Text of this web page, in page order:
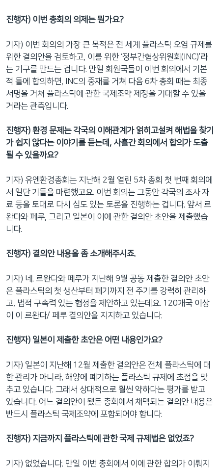
진행자) 이번 총회의 의제는 뭔가요?
기자) 이번 회의의 가장 큰 목적은 전 세계 플라스틱 오염 규제를
위한 결의안을 검토하고, 이를 위한 ‘정부간협상위원회(INC)’라
는 기구를 만드는 겁니다. 만일 회원국들이 이번 회의에서 기본
적 틀에 합의하면, INC의 중재를 거쳐 다음 6차 총회 때는 최종
서명을 거쳐 플라스틱에 관한 국제조약 제정을 기대할 수 있을
거라는 관측입니다.
진행자) 환경 문제는 각국의 이해관계가 얽히고설켜 해법을 찾기
가 쉽지 않다는 이야기를 듣는데, 사흘간 회의에서 합의가 도출
될 수 있을까요?
기자) 유엔환경총회는 지난해 2월 열린 5차 총회 첫 번째 회의에
서 일단 기틀을 마련했고요. 이번 회의는 그동안 각국의 조사 자
료 등을 토대로 다시 심도 있는 토론을 진행하는 겁니다. 앞서 르
완다와 페루, 그리고 일본이 이에 관한 결의안 초안을 제출했습
니다.
진행자) 결의안 내용을 좀 소개해주시죠.
기자) 네. 르완다와 페루가 지난해 9월 공동 제출한 결의안 초안
은 플라스틱의 첫 생산부터 폐기까지 전 주기를 강력히 관리하
고, 법적 구속력 있는 협정을 제안하고 있는데요. 120개국 이상
이 이 르완다/ 페루 결의안을 지지하고 있습니다.
진행자) 일본이 제출한 초안은 어떤 내용인가요?
기자) 일본이 지난해 12월 제출한 결의안은 전체 플라스틱에 대
한 관리가 아니라, 해양에 폐기하는 플라스틱 규제에 초점을 맞
추고 있습니다. 그래서 상대적으로 훨씬 약하다는 평가를 받고
있습니다. 어느 결의안이 됐든 총회에서 채택되는 결의안 내용은
반드시 플라스틱 국제조약에 포함되어야 합니다.
진행자) 지금까지 플라스틱에 관한 국제 규제법은 없었죠?
기자) 없었습니다. 만일 이번 총회에서 이에 관한 합의가 이뤄지